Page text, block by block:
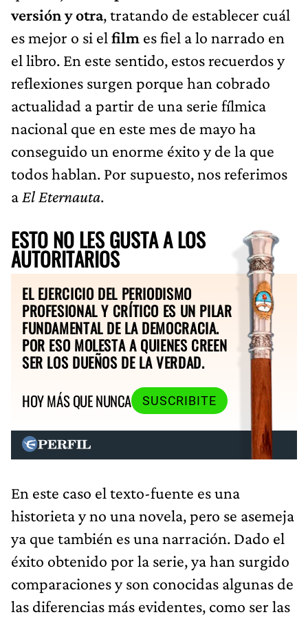
versión y otra, tratando de establecer cuál
es mejor o si el film es fiel a lo narrado en
el libro. En este sentido, estos recuerdos y
reflexiones surgen porque han cobrado
actualidad a partir de una serie fílmica
nacional que en este mes de mayo ha
conseguido un enorme éxito y de la que
todos hablan. Por supuesto, nos referimos
a El Eternauta.
ESTO NO LES GUSTA A LOS
AUTORITARIOS
EL EJERCICIO DEL PERIODISMO
PROFESIONAL Y CRÍTICO ES UN PILAR
FUNDAMENTAL DE LA DEMOCRACIA.
POR ESO MOLESTA A QUIENES CREEN
SER LOS DUEÑOS DE LA VERDAD.
HOY MÁS QUE NUNCA
SUSCRIBITE
En este caso el texto-fuente es una
historieta y no una novela, pero se asemeja
ya que también es una narración. Dado el
éxito obtenido por la serie, ya han surgido
comparaciones y son conocidas algunas de
las diferencias más evidentes, como ser las